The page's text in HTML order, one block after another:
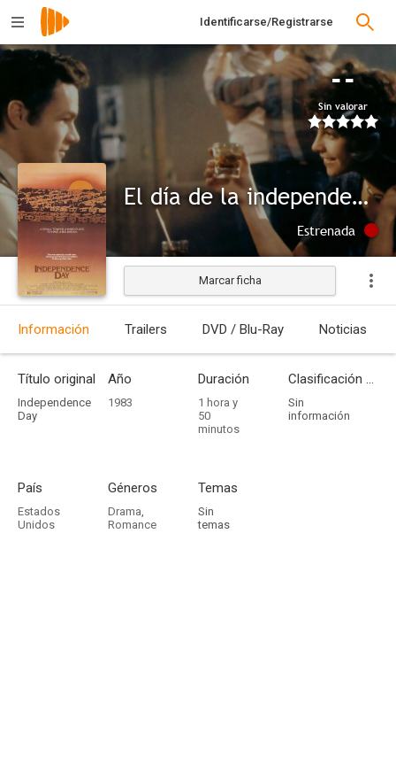
Identificarse/Registrarse
--
Sin valorar
El día de la independencia
Estrenada
Marcar ficha
Información Trailers DVD / Blu-Ray Noticias
Título original
Independence
Day
Año
1983
Duración
1 hora y
50
minutos
Clasificación por edades
Sin
información
País
Estados
Unidos
Géneros
Drama,
Romance
Temas
Sin
temas